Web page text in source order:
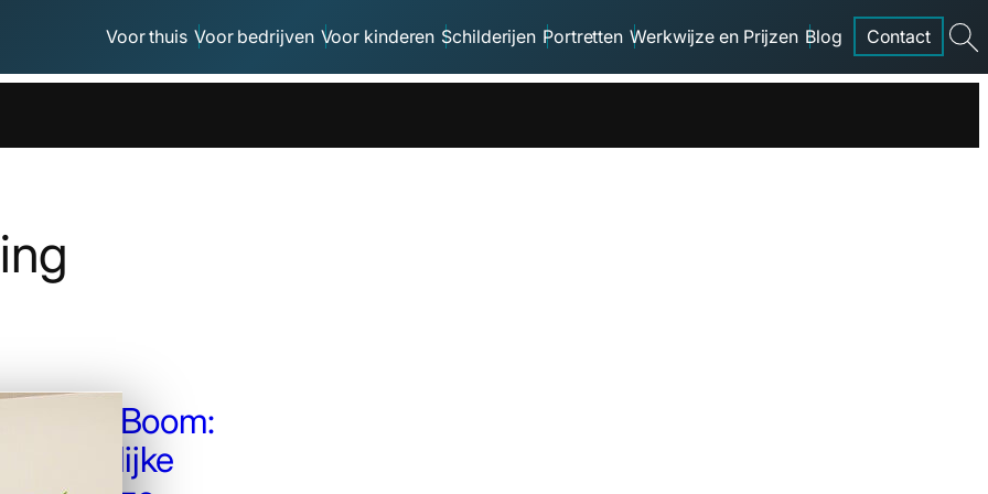
Voor thuis Voor bedrijven Voor kinderen Schilderijen Portretten Werkwijze en Prijzen Blog Contact
Boom:
Natuurlijke